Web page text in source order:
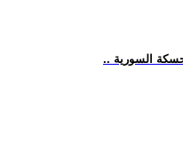
السورية